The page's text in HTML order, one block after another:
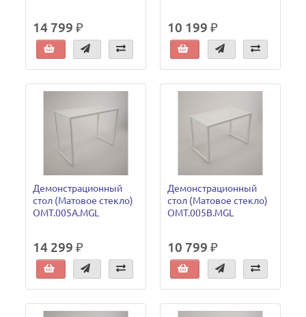
14 799 ₽ 10 199 ₽
Демонстрационный
стол (Матовое стекло)
OMT.005A.MGL
14 299 ₽
Демонстрационный
стол (Матовое стекло)
OMT.005B.MGL
10 799 ₽